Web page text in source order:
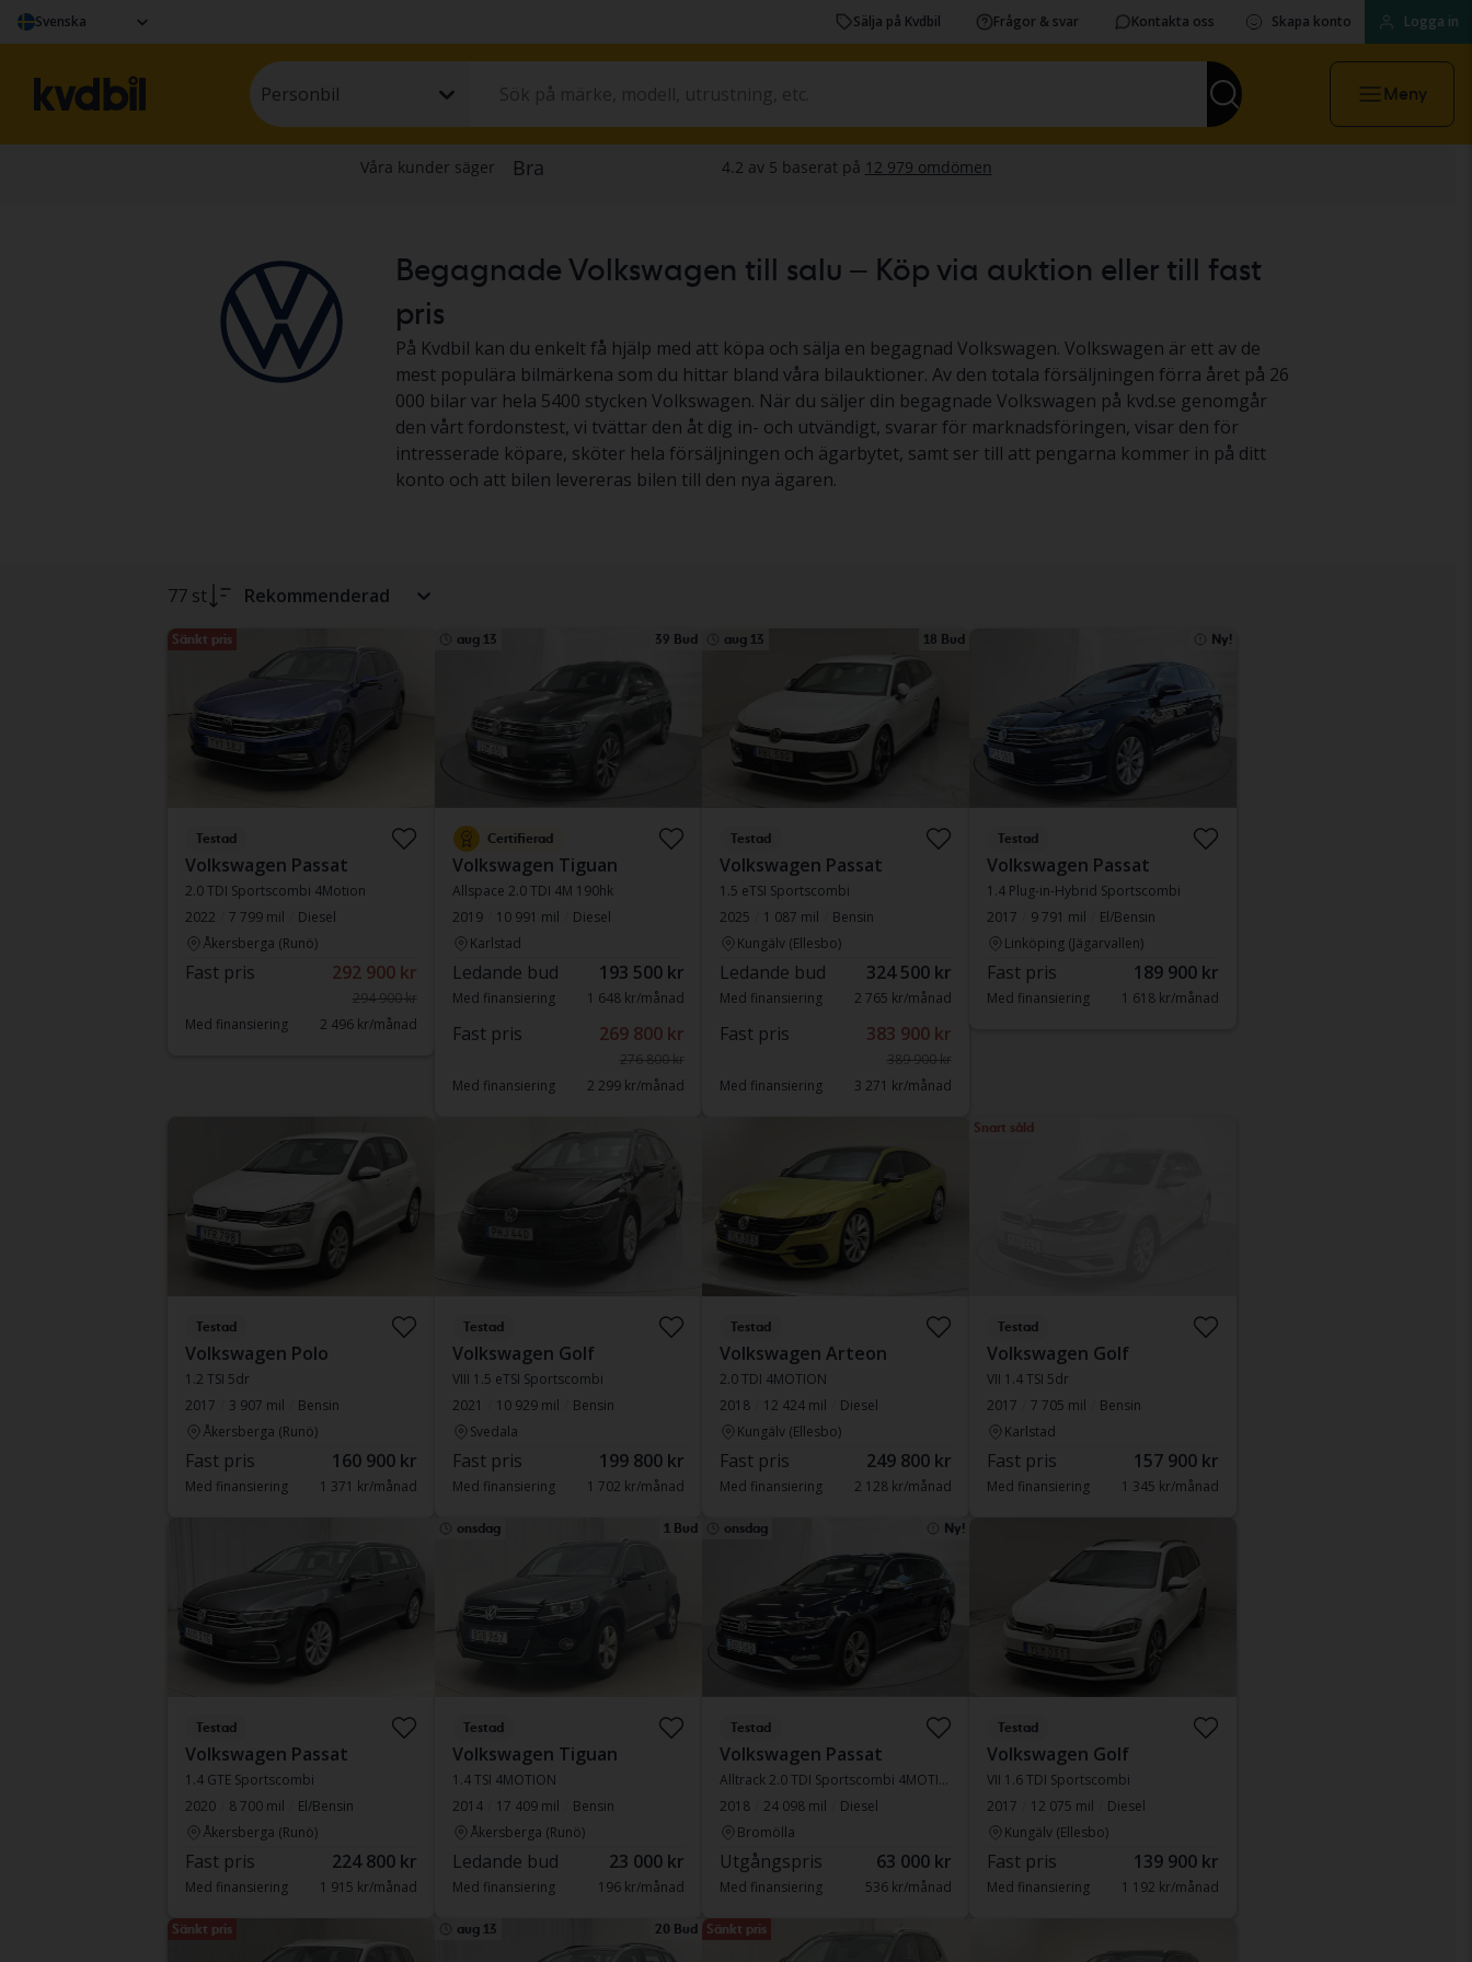
Svenska Sälja på Kvdbil Frågor & svar Kontakta oss Skapa konto Logga in
Personbil Meny
Begagnade Volkswagen till salu – Köp via auktion eller till fast
pris
På Kvdbil kan du enkelt få hjälp med att köpa och sälja en begagnad Volkswagen. Volkswagen är ett av de
mest populära bilmärkena som du hittar bland våra bilauktioner. Av den totala försäljningen förra året på 26
000 bilar var hela 5400 stycken Volkswagen. När du säljer din begagnade Volkswagen på kvd.se genomgår
den vårt fordonstest, vi tvättar den åt dig in- och utvändigt, svarar för marknadsföringen, visar den för
intresserade köpare, sköter hela försäljningen och ägarbytet, samt ser till att pengarna kommer in på ditt
konto och att bilen levereras bilen till den nya ägaren.
77 st Rekommenderad
Sänkt pris
Testad
Volkswagen Passat
2.0 TDI Sportscombi 4Motion
2022
7 799 mil
Diesel
Åkersberga (Runö)
Fast pris 292 900 kr
294 900 kr
Med finansiering
2 496 kr/månad
aug 13 39 Bud
Certifierad
Volkswagen Tiguan
Allspace 2.0 TDI 4M 190hk
2019
10 991 mil
Diesel
Karlstad
Ledande bud 193 500 kr
Med finansiering 1 648 kr/månad
Fast pris 269 800 kr
276 800 kr
Med finansiering
2 299 kr/månad
aug 13 18 Bud
Testad
Volkswagen Passat
1.5 eTSI Sportscombi
2025
1 087 mil
Bensin
Kungälv (Ellesbo)
Ledande bud 324 500 kr
Med finansiering 2 765 kr/månad
Fast pris 383 900 kr
389 900 kr
Med finansiering
3 271 kr/månad
Ny!
Testad
Volkswagen Passat
1.4 Plug-in-Hybrid Sportscombi
2017
9 791 mil
El/Bensin
Linköping (Jägarvallen)
Fast pris 189 900 kr
Med finansiering 1 618 kr/månad
Testad
Volkswagen Polo
1.2 TSI 5dr
2017
3 907 mil
Bensin
Åkersberga (Runö)
Fast pris 160 900 kr
Med finansiering 1 371 kr/månad
Testad
Volkswagen Golf
VIII 1.5 eTSI Sportscombi
2021
10 929 mil
Bensin
Svedala
Fast pris 199 800 kr
Med finansiering 1 702 kr/månad
Testad
Volkswagen Arteon
2.0 TDI 4MOTION
2018
12 424 mil
Diesel
Kungälv (Ellesbo)
Fast pris 249 800 kr
Med finansiering 2 128 kr/månad
Snart såld
Testad
Volkswagen Golf
VII 1.4 TSI 5dr
2017
7 705 mil
Bensin
Karlstad
Fast pris 157 900 kr
Med finansiering 1 345 kr/månad
Testad
Volkswagen Passat
1.4 GTE Sportscombi
2020
8 700 mil
El/Bensin
Åkersberga (Runö)
Fast pris 224 800 kr
Med finansiering 1 915 kr/månad
onsdag 1 Bud
Testad
Volkswagen Tiguan
1.4 TSI 4MOTION
2014
17 409 mil
Bensin
Åkersberga (Runö)
Ledande bud 23 000 kr
Med finansiering 196 kr/månad
onsdag Ny!
Testad
Volkswagen Passat
Alltrack 2.0 TDI Sportscombi 4MOTION
2018
24 098 mil
Diesel
Bromölla
Utgångspris 63 000 kr
Med finansiering 536 kr/månad
Testad
Volkswagen Golf
VII 1.6 TDI Sportscombi
2017
12 075 mil
Diesel
Kungälv (Ellesbo)
Fast pris 139 900 kr
Med finansiering 1 192 kr/månad
Sänkt pris aug 13 20 Bud Sänkt pris